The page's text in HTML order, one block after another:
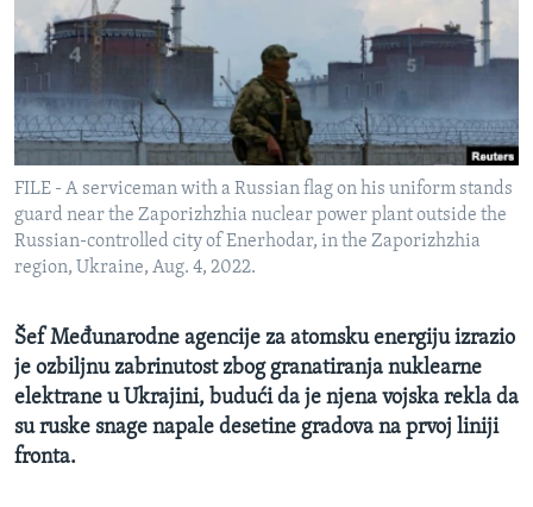
MAGAZIN
O GLASU AMERIKE
Learning English
PRATITE NAS
FILE - A serviceman with a Russian flag on his uniform stands
guard near the Zaporizhzhia nuclear power plant outside the
Russian-controlled city of Enerhodar, in the Zaporizhzhia
region, Ukraine, Aug. 4, 2022.
Šef Međunarodne agencije za atomsku energiju izrazio
je ozbiljnu zabrinutost zbog granatiranja nuklearne
elektrane u Ukrajini, budući da je njena vojska rekla da
su ruske snage napale desetine gradova na prvoj liniji
fronta.